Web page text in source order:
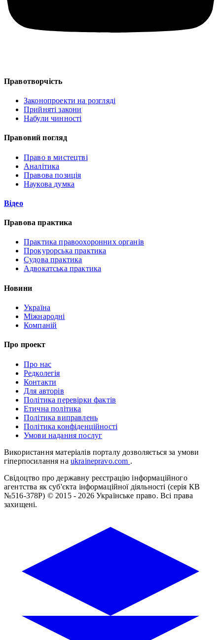
Правотворчість
Законопроекти на розгляді
Прийняті закони
Набули чинності
Правовий погляд
Право в мистецтві
Аналітика
Правова позиція
Наукова думка
Відео
Правова практика
Практика правоохоронних органів
Прокурорська практика
Судова практика
Адвокатська практика
Новини
Україна
Міжнародні
Компаній
Про проект
Про нас
Редколегія
Контакти
Для авторів
Політика перевірки фактів
Етична політика
Політика виправлень
Політика конфіденційності
Умови надання послуг
Використання матеріалів порталу дозволяється за умови
гіперпосилання на ukrainepravo.com .
Свідоцтво про державну реєстрацію інформаційного
агентства як суб'єкта інформаційної діяльності (серія КВ
№516-378Р) © 2015 - 2026 Українське право. Всі права
захищені.